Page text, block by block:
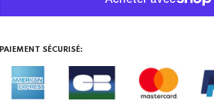
PAIEMENT SÉCURISÉ: